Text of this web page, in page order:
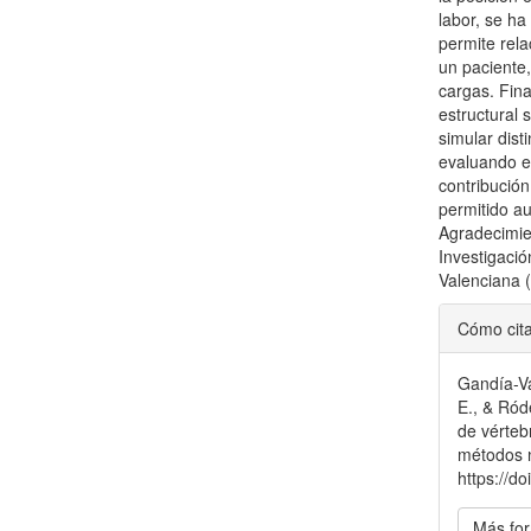
labor, se
permite
un
cargas.
estructural
simular
evaluando
permitido
Valenciana
del
Cómo
Gandía-
E., &
de
métodos
https://